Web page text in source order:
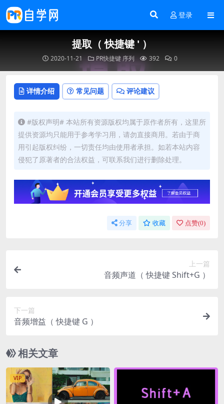
登录
提取（ 快捷键 ' ）
2020-11-21 PR快捷键序列 392 0
详情介绍 常见问题 评论建议
#版权声明# 本站所有资源版权均属于原作者所有，这里所
提供资源均只能用于参考学习用，请勿直接商用。若由于商
用引起版权纠纷，一切责任均由使用者承担。如若本站内容
侵犯了原著者的合法权益，可联系我们进行删除处理。
分享 收藏 点赞(0)
上一篇
音频声道（ 快捷键 Shift+G ）
下一篇
音频增益（ 快捷键 G ）
相关文章
VIP